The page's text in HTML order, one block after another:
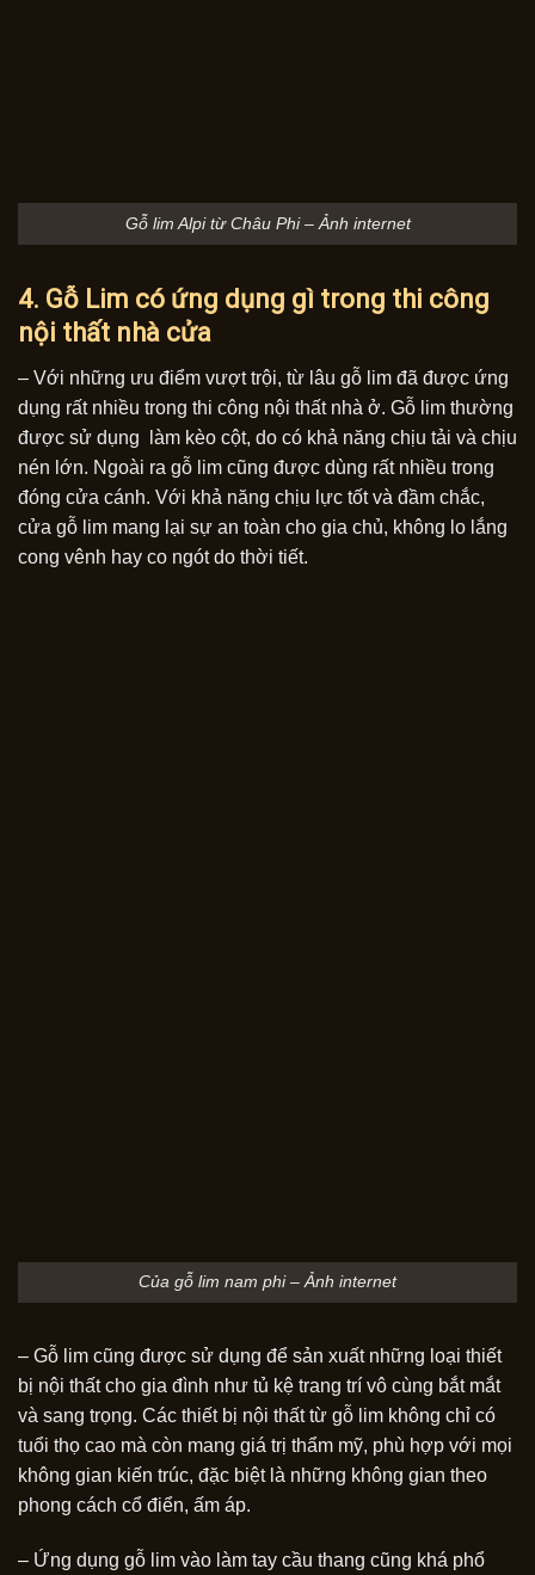
Gỗ lim Alpi từ Châu Phi – Ảnh internet
4. Gỗ Lim có ứng dụng gì trong thi công
nội thất nhà cửa
– Với những ưu điểm vượt trội, từ lâu gỗ lim đã được ứng
dụng rất nhiều trong thi công nội thất nhà ở. Gỗ lim thường
được sử dụng làm kèo cột, do có khả năng chịu tải và chịu
nén lớn. Ngoài ra gỗ lim cũng được dùng rất nhiều trong
đóng cửa cánh. Với khả năng chịu lực tốt và đầm chắc,
cửa gỗ lim mang lại sự an toàn cho gia chủ, không lo lắng
cong vênh hay co ngót do thời tiết.
Của gỗ lim nam phi – Ảnh internet
– Gỗ lim cũng được sử dụng để sản xuất những loại thiết
bị nội thất cho gia đình như tủ kệ trang trí vô cùng bắt mắt
và sang trọng. Các thiết bị nội thất từ gỗ lim không chỉ có
tuổi thọ cao mà còn mang giá trị thẩm mỹ, phù hợp với mọi
không gian kiến trúc, đặc biệt là những không gian theo
phong cách cổ điển, ấm áp.
– Ứng dụng gỗ lim vào làm tay cầu thang cũng khá phổ